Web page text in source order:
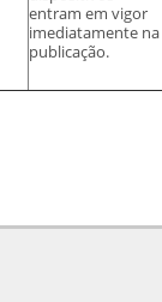
entram em vigor
imediatamente na
publicação.